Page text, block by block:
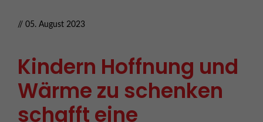
// 05. August 2023
Kindern Hoffnung und
Wärme zu schenken
schafft eine